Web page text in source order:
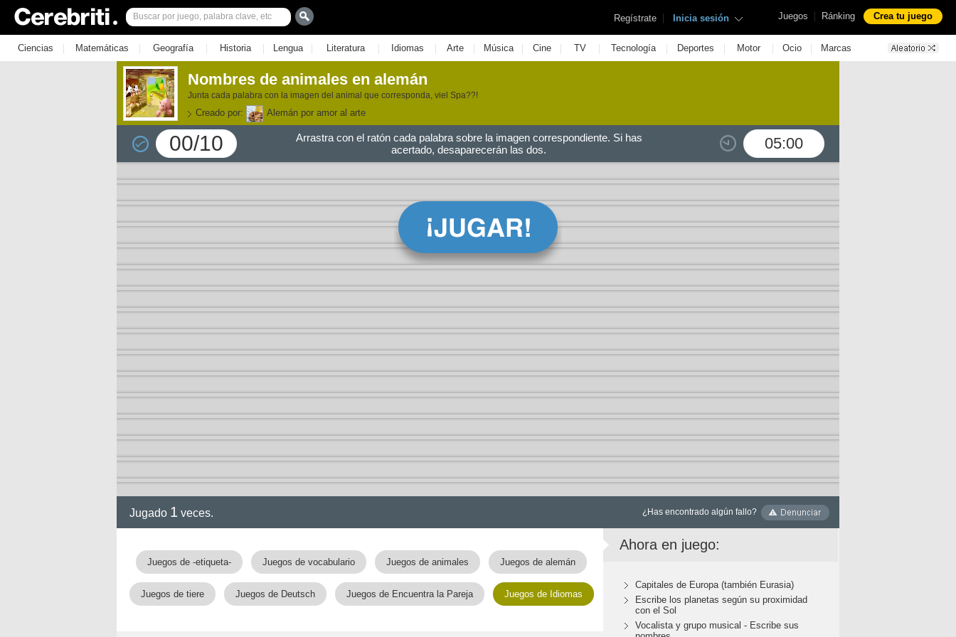
Juegos | Ránking Crea tu juego
Regístrate | Inicia sesión
Ciencias | Matemáticas | Geografía | Historia | Lengua | Literatura | Idiomas | Arte | Música | Cine | TV | Tecnología | Deportes | Motor | Ocio | Marcas
Nombres de animales en alemán
Junta cada palabra con la imagen del animal que corresponda, viel Spa??!
Creado por: Alemán por amor al arte
00/10 05:00
Arrastra con el ratón cada palabra sobre la imagen correspondiente. Si has
acertado, desaparecerán las dos.
Jugado 1 veces. ¿Has encontrado algún fallo?
Juegos de -etiqueta- Juegos de vocabulario Juegos de animales Juegos de alemán
Juegos de tiere Juegos de Deutsch Juegos de Encuentra la Pareja Juegos de Idiomas
Ahora en juego:
Capitales de Europa (también Eurasia)
Escribe los planetas según su proximidad
con el Sol
Vocalista y grupo musical - Escribe sus